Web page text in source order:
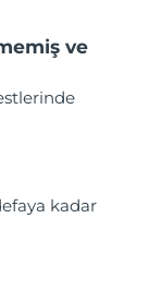
ve
kadar